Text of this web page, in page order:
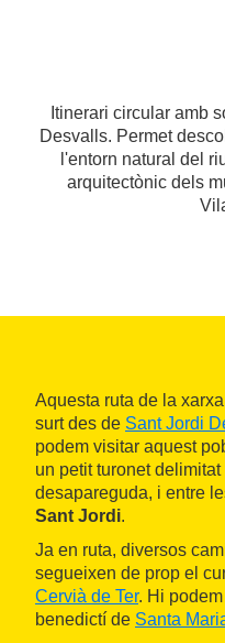
Itinerari circular amb
Desvalls. Permet
l'entorn natural del
arquitectònic dels
Aquesta ruta de la xarxa
surt des de Sant Jordi
podem visitar aquest
un petit turonet
desapareguda, i entre
Sant Jordi.
Ja en ruta, diversos
segueixen de prop el
Cervià de Ter. Hi
benedictí de Santa